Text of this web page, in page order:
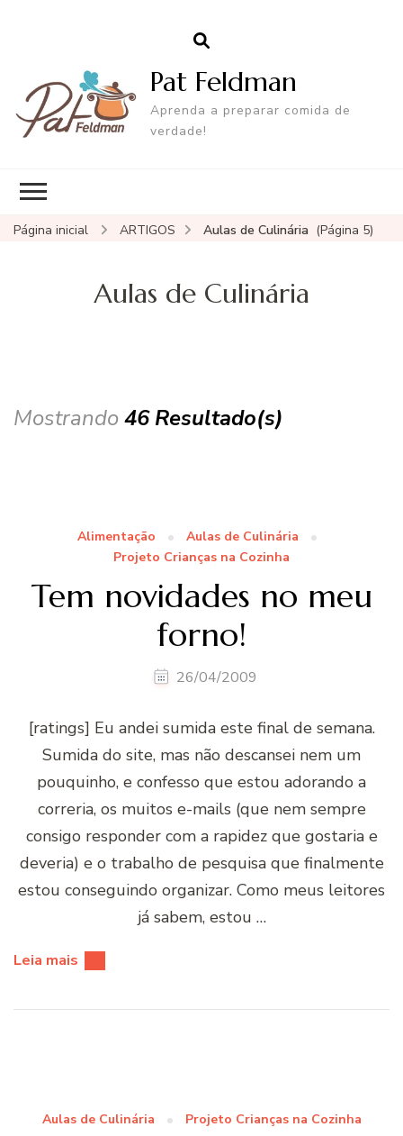
Pat Feldman
Aprenda a preparar comida de
verdade!
Página inicial ARTIGOS Aulas de Culinária (Página 5)
Aulas de Culinária
Mostrando46 Resultado(s)
Alimentação
Aulas de Culinária
Projeto Crianças na Cozinha
Tem novidades no meu
forno!
26/04/2009
[ratings] Eu andei sumida este final de semana.
Sumida do site, mas não descansei nem um
pouquinho, e confesso que estou adorando a
correria, os muitos e-mails (que nem sempre
consigo responder com a rapidez que gostaria e
deveria) e o trabalho de pesquisa que finalmente
estou conseguindo organizar. Como meus leitores
já sabem, estou …
Leia mais
Aulas de Culinária Projeto Crianças na Cozinha